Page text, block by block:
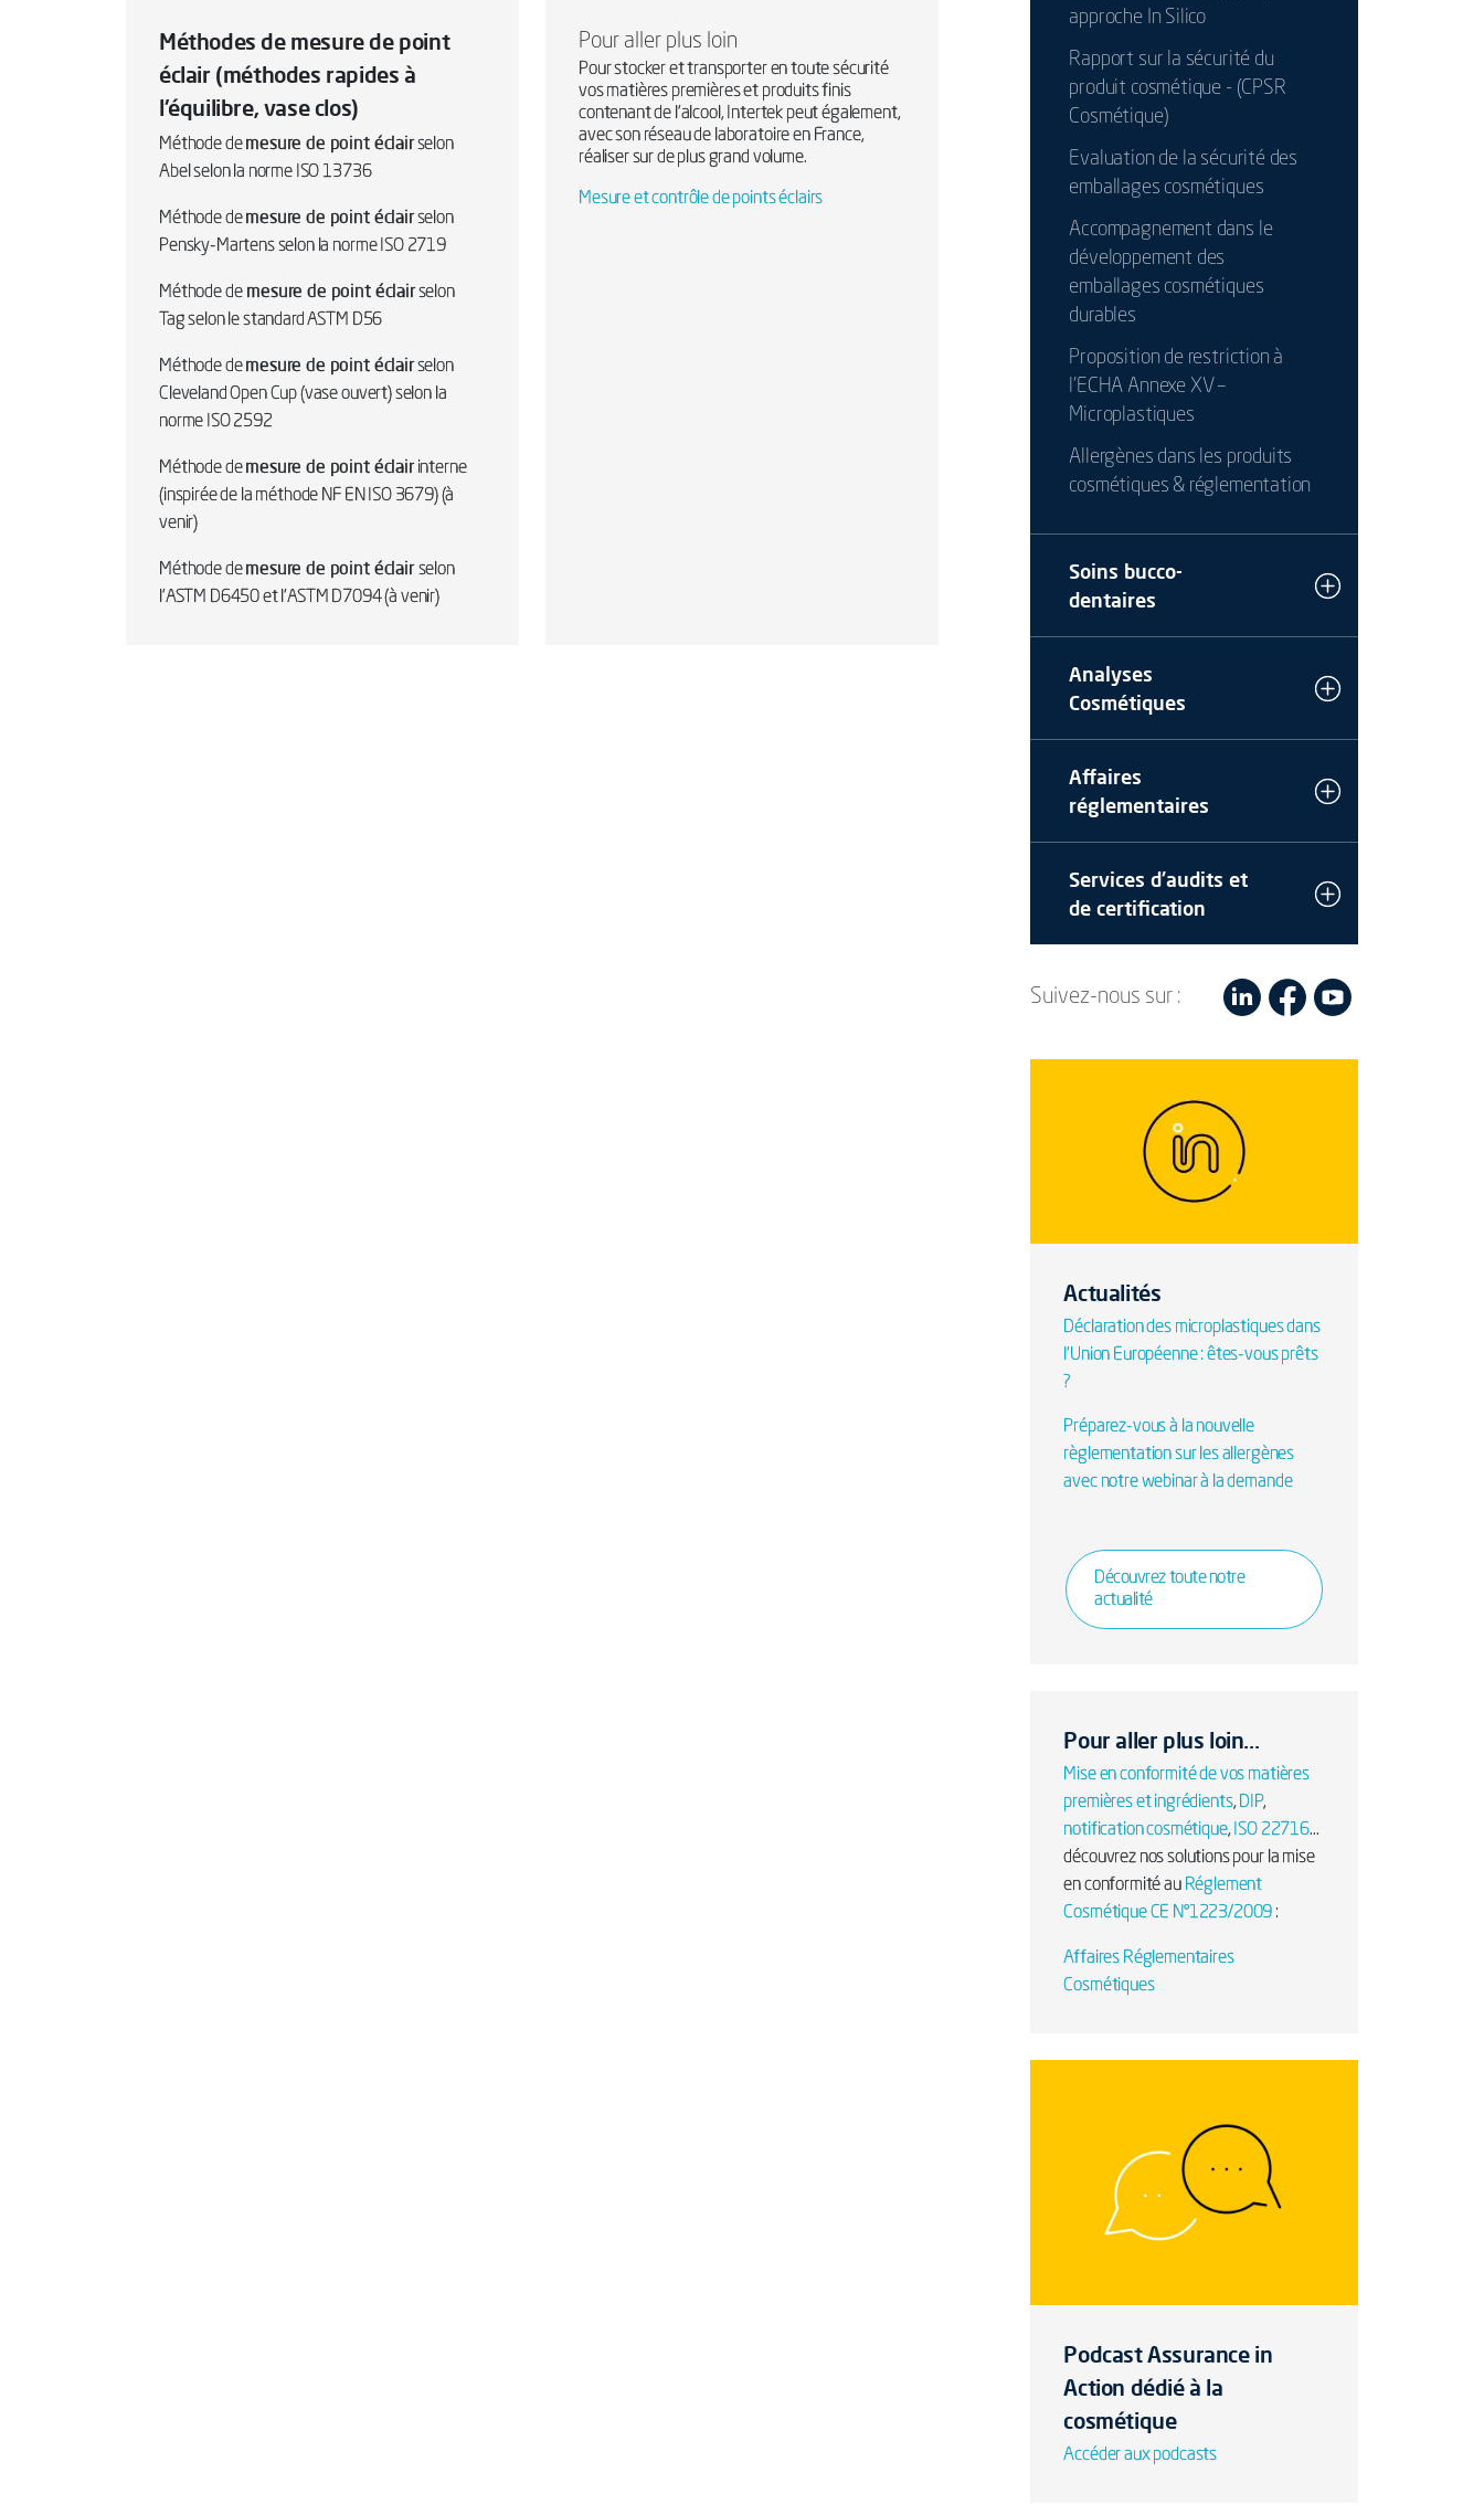
Méthodes de mesure de point
éclair (méthodes rapides à
l'équilibre, vase clos)
Méthode demesure de point éclairselon
Abel selon la norme ISO 13736
Méthode demesure de point éclairselon
Pensky-Martens selon la norme ISO 2719
Méthode demesure de point éclairselon
Tag selon le standard ASTM D56
Méthode demesure de point éclairselon
Cleveland Open Cup (vase ouvert) selon la
norme ISO 2592
Méthode demesure de point éclairinterne
(inspirée de la méthode NF EN ISO 3679) (à
venir)
Méthode demesure de point éclairselon
l'ASTM D6450 et l'ASTM D7094 (à venir)
Pour aller plus loin
Pour stocker et transporter en toute sécurité
vos matières premières et produits finis
contenant de l'alcool, Intertek peut également,
avec son réseau de laboratoire en France,
réaliser sur de plus grand volume.
Mesure et contrôle de points éclairs
approche In Silico
Rapport sur la sécurité du
produit cosmétique - (CPSR
Cosmétique)
Evaluation de la sécurité des
emballages cosmétiques
Accompagnement dans le
développement des
emballages cosmétiques
durables
Proposition de restriction à
l’ECHA Annexe XV –
Microplastiques
Allergènes dans les produits
cosmétiques & réglementation
Soins bucco-
dentaires
Analyses
Cosmétiques
Affaires
réglementaires
Services d'audits et
de certification
Suivez-nous sur :
Actualités
Déclaration des microplastiques dans
l'Union Européenne : êtes-vous prêts
?
Préparez-vous à la nouvelle
règlementation sur les allergènes
avec notre webinar à la demande
Découvrez toute notre
actualité
Pour aller plus loin...
Mise en conformité de vos matières
premières et ingrédients, DIP,
notification cosmétique, ISO 22716...
découvrez nos solutions pour la mise
en conformité au Réglement
Cosmétique CE N°1223/2009 :
Affaires Réglementaires
Cosmétiques
Podcast Assurance in
Action dédié à la
cosmétique
Accéder aux podcasts